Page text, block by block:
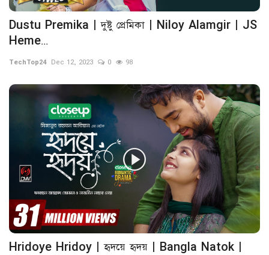
Dustu Premika | দুষ্টু প্রেমিকা | Niloy Alamgir | JS
Heme...
TechTop24 Dec 12, 2023 0 98
Hridoye Hridoy | হৃদয়ে হৃদয় | Bangla Natok |